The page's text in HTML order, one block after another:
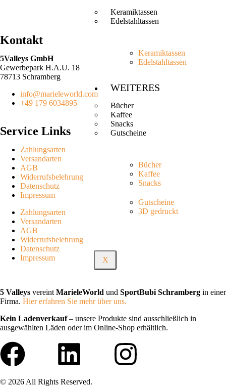
Keramiktassen
Edelstahltassen
Keramiktassen
Edelstahltassen
WEITERES
Bücher
Kaffee
Snacks
Gutscheine
Bücher
Kaffee
Snacks
Gutscheine
3D gedruckt
X
Kontakt
5Valleys GmbH
Gewerbepark H.A.U. 18
78713 Schramberg
info@marieleworld.com
+49 179 6034895
Service Links
Zahlungsarten
Versandarten
AGB
Widerrufsbelehrung
Datenschutz
Impressum
Zahlungsarten
Versandarten
AGB
Widerrufsbelehrung
Datenschutz
Impressum
5 Valleys vereintMarieleWorld und SportBubi Schramberg in einer
Firma. Hier erfahren Sie mehr über uns.
Kein Ladenverkauf– unsere Produkte sind ausschließlich in
ausgewählten Läden oder im Online-Shop erhältlich.
© 2026 All Rights Reserved.